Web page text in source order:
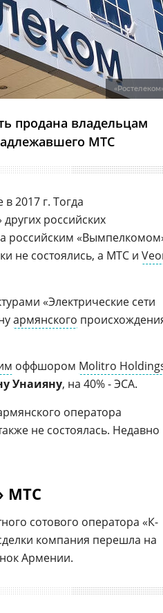
продана владельцам
МТС
2017 г. Тогда
российских
российским
не состоялись, а МТС и
«Электрические сети
армянского
оффшором Molitro
Унаияну, на 40% - ЭСА.
оператора
не состоялась. Недавно
МТС
сотового оператора «К-
компания перешла на
Армении.